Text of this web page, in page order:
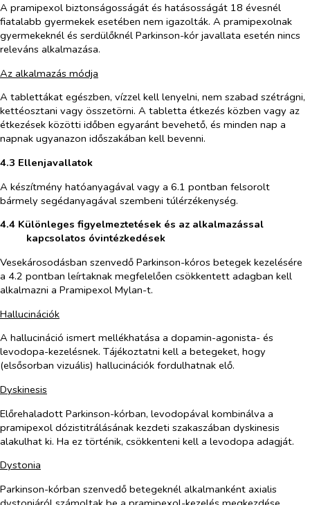
A pramipexol biztonságosságát és hatásosságát 18 évesnél
fiatalabb gyermekek esetében nem igazolták. A pramipexolnak
gyermekeknél és serdülőknél Parkinson-kór javallata esetén nincs
releváns alkalmazása.
Az alkalmazás módja
A tablettákat egészben, vízzel kell lenyelni, nem szabad szétrágni,
kettéosztani vagy összetörni. A tabletta étkezés közben vagy az
étkezések közötti időben egyaránt bevehető, és minden nap a
napnak ugyanazon időszakában kell bevenni.
4.3 Ellenjavallatok
A készítmény hatóanyagával vagy a 6.1 pontban felsorolt
bármely segédanyagával szembeni túlérzékenység.
4.4 Különleges figyelmeztetések és az alkalmazással
kapcsolatos óvintézkedések
Vesekárosodásban szenvedő Parkinson-kóros betegek kezelésére
a 4.2 pontban leírtaknak megfelelően csökkentett adagban kell
alkalmazni a Pramipexol Mylan-t.
Hallucinációk
A hallucináció ismert mellékhatása a dopamin-agonista- és
levodopa-kezelésnek. Tájékoztatni kell a betegeket, hogy
(elsősorban vizuális) hallucinációk fordulhatnak elő.
Dyskinesis
Előrehaladott Parkinson-kórban, levodopával kombinálva a
pramipexol dózistitrálásának kezdeti szakaszában dyskinesis
alakulhat ki. Ha ez történik, csökkenteni kell a levodopa adagját.
Dystonia
Parkinson-kórban szenvedő betegeknél alkalmanként axialis